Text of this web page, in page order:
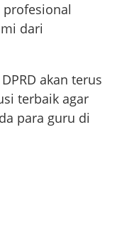
profesional
dari
akan terus
terbaik agar
para guru di